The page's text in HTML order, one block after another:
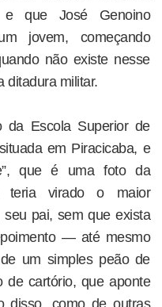
que José Genoino
jovem, começando
não existe nesse
ditadura militar.
Escola Superior de
em Piracicaba, e
que é uma foto da
teria virado o maior
pai, sem que exista
— até mesmo
um simples peão de
de cartório, que aponte
disso, como de outras